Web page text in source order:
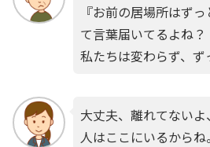
『お前の居場所はず
て言葉届いてるよね？
私たちは変わらず、ず
大丈夫、離れてない
人はここにいるからね。